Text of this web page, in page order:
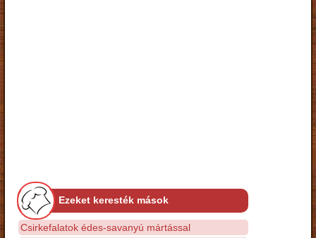
Ezeket keresték mások
Csirkefalatok édes-savanyú mártással